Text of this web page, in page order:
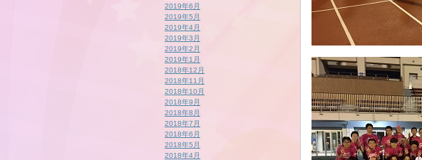
2019年6月
2019年5月
2019年4月
2019年3月
2019年2月
2019年1月
2018年12月
2018年11月
2018年10月
2018年9月
2018年8月
2018年7月
2018年6月
2018年5月
2018年4月